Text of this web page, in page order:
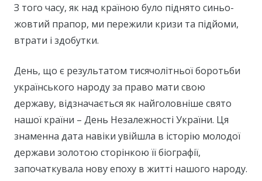
З того часу, як над країною було піднято синьо-
жовтий прапор, ми пережили кризи та підйоми,
втрати і здобутки.
День, що є результатом тисячолітньої боротьби
українського народу за право мати свою
державу, відзначається як найголовніше свято
нашої країни – День Незалежності України. Ця
знаменна дата навіки увійшла в історію молодої
держави золотою сторінкою її біографії,
започаткувала нову епоху в житті нашого народу.